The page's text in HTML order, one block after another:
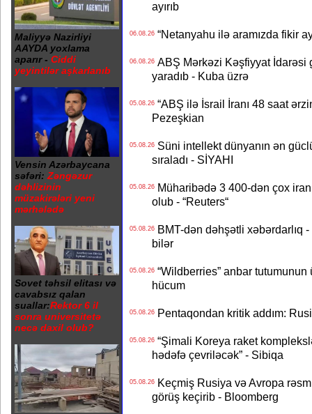
Maliyyə Nazirliyi
AAYDA yoxlama
aparır - Ciddi
yeyintilər aşkarlanıb
Vensin Azərbaycana
səfəri: Zəngəzur
dəhlizinin
müzakirələri yeni
mərhələdə
Sovet təhsil elitası və
cavabsız qalan
suallar:Rektor 6 il
sonra universitetə
necə daxil olub?
ayırıb
06.08.26“Netanyahu ilə aramızda fikir
06.08.26ABŞ Mərkəzi Kəşfiyyat İdarəsi
yaradıb - Kuba üzrə
05.08.26“ABŞ ilə İsrail İranı 48 saat
Pezeşkian
05.08.26Süni intellekt dünyanın ən
sıraladı - SİYAHI
05.08.26Müharibədə 3 400-dən çox
olub - “Reuters“
05.08.26BMT-dən dəhşətli xəbərdarlıq
bilər
05.08.26“Wildberries” anbar tutumunun
hücum
05.08.26Pentaqondan kritik addım:
05.08.26“Şimali Koreya raket
hədəfə çevriləcək” - Sibiqa
05.08.26Keçmiş Rusiya və Avropa
görüş keçirib - Bloomberg